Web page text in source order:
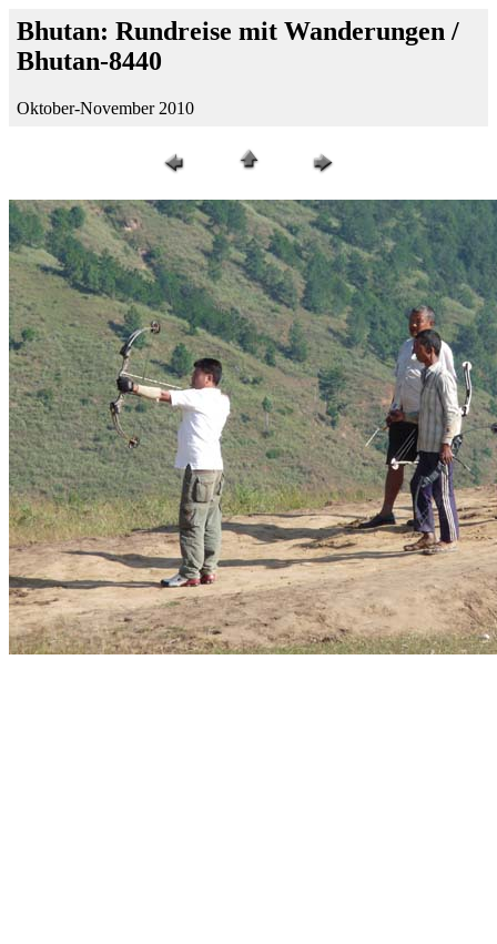
Bhutan: Rundreise mit Wanderungen /
Bhutan-8440
Oktober-November 2010